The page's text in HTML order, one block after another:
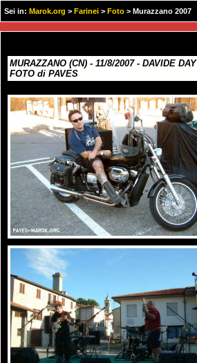
Sei in: Marok.org > Farinei > Foto > Murazzano 2007
MURAZZANO (CN) - 11/8/2007 - DAVIDE DAY
FOTO di PAVES